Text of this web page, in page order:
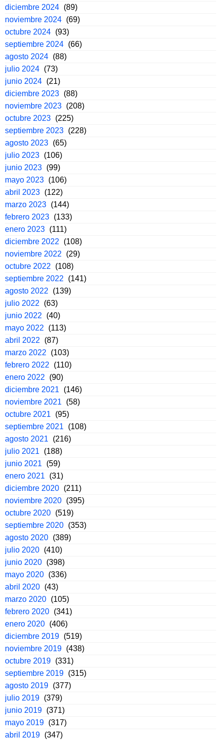
diciembre 2024 (89)
noviembre 2024 (69)
octubre 2024 (93)
septiembre 2024 (66)
agosto 2024 (88)
julio 2024 (73)
junio 2024 (21)
diciembre 2023 (88)
noviembre 2023 (208)
octubre 2023 (225)
septiembre 2023 (228)
agosto 2023 (65)
julio 2023 (106)
junio 2023 (99)
mayo 2023 (106)
abril 2023 (122)
marzo 2023 (144)
febrero 2023 (133)
enero 2023 (111)
diciembre 2022
(108)
noviembre 2022
(29)
octubre 2022
(108)
septiembre 2022
(141)
agosto 2022
(139)
julio 2022
(63)
junio 2022
(40)
mayo 2022
(113)
abril 2022
(87)
marzo 2022
(103)
febrero 2022
(110)
enero 2022
(90)
diciembre 2021
(146)
noviembre 2021
(58)
octubre 2021
(95)
septiembre 2021
(108)
agosto 2021
(216)
julio 2021
(188)
junio 2021
(59)
enero 2021
(31)
diciembre 2020 (211)
noviembre 2020 (395)
octubre 2020 (519)
septiembre 2020 (353)
agosto 2020 (389)
julio 2020 (410)
junio 2020 (398)
mayo 2020 (336)
abril 2020 (43)
marzo 2020 (105)
febrero 2020 (341)
enero 2020 (406)
diciembre 2019 (519)
noviembre 2019 (438)
octubre 2019 (331)
septiembre 2019 (315)
agosto 2019 (377)
julio 2019 (379)
junio 2019 (371)
mayo 2019 (317)
abril 2019 (347)